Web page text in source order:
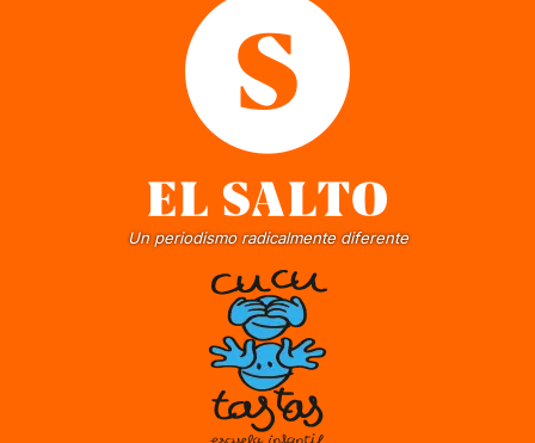
Un periodismo radicalmente diferente